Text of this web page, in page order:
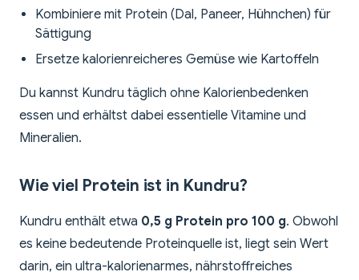
Kombiniere mit Protein (Dal, Paneer, Hühnchen) für
Sättigung
Ersetze kalorienreicheres Gemüse wie Kartoffeln
Du kannst Kundru täglich ohne Kalorienbedenken
essen und erhältst dabei essentielle Vitamine und
Mineralien.
Wie viel Protein ist in Kundru?
Kundru enthält etwa 0,5 g Protein pro 100 g. Obwohl
es keine bedeutende Proteinquelle ist, liegt sein Wert
darin, ein ultra-kalorienarmes, nährstoffreiches